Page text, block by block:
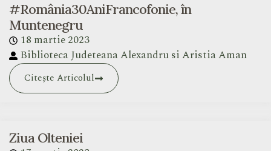
#România30AniFrancofonie, în
Muntenegru
18 martie 2023
Biblioteca Judeteana Alexandru si Aristia Aman
Citește Articolul
Ziua Olteniei